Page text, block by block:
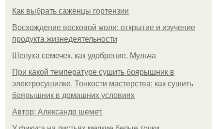
Как выбрать саженцы гортензии
Восхождение восковой моли: открытие и изучение
продукта жизнедеятельности
Шелуха семечек, как удобрение. Мульча
При какой температуре сушить боярышник в
электросушилке. Тонкости мастерства: как сушить
боярышник в домашних условиях
Автор: Александр шемет.